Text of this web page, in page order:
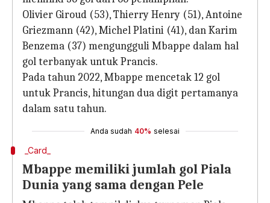
Olivier Giroud (53), Thierry Henry (51), Antoine
Griezmann (42), Michel Platini (41), dan Karim
Benzema (37) mengungguli Mbappe dalam hal
gol terbanyak untuk Prancis.
Pada tahun 2022, Mbappe mencetak 12 gol
untuk Prancis, hitungan dua digit pertamanya
dalam satu tahun.
Anda sudah 40% selesai
_Card_
Mbappe memiliki jumlah gol Piala
Dunia yang sama dengan Pele